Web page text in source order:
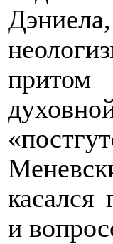
притом
касался
и